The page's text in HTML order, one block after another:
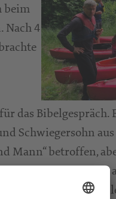
beim
Nach 4
das
Schwiegersohn
Mann“ betroffen,
und fluchtartig
Bestimmt wäre